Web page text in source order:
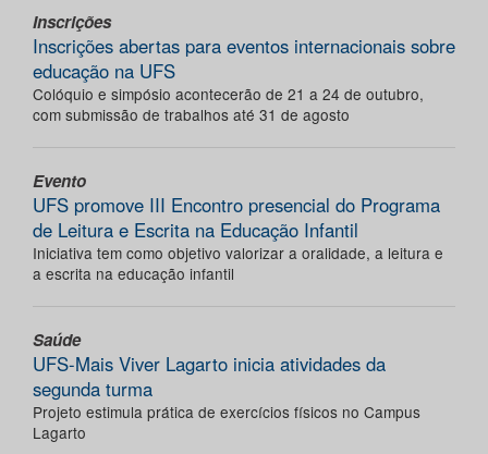
Inscrições
Inscrições abertas para eventos internacionais sobre
educação na UFS
Colóquio e simpósio acontecerão de 21 a 24 de outubro,
com submissão de trabalhos até 31 de agosto
Evento
UFS promove III Encontro presencial do Programa
de Leitura e Escrita na Educação Infantil
Iniciativa tem como objetivo valorizar a oralidade, a leitura e
a escrita na educação infantil
Saúde
UFS-Mais Viver Lagarto inicia atividades da
segunda turma
Projeto estimula prática de exercícios físicos no Campus
Lagarto